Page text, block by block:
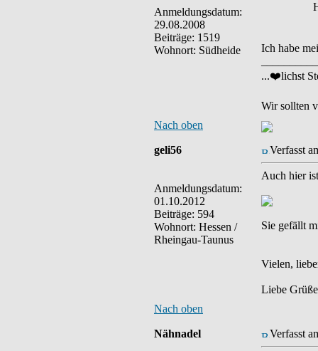
Anmeldungsdatum:
29.08.2008
Beiträge: 1519
Wohnort: Südheide
Ich habe
...❤️lichst
Wir sollten
Nach oben
geli56
Anmeldungsdatum:
01.10.2012
Beiträge: 594
Wohnort: Hessen /
Rheingau-Taunus
Verfasst
Auch hier
Sie gefällt
Vielen,
Liebe
Nach oben
Nähnadel Verfasst